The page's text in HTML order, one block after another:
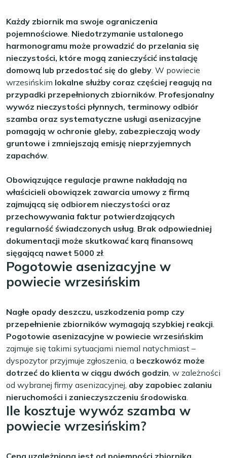
Każdy zbiornik ma swoje ograniczenia
pojemnościowe. Niedotrzymanie ustalonego
harmonogramu może prowadzić do przelania się
nieczystości, które mogą zanieczyścić instalację
domową lub przedostać się do gleby. W powiecie
wrzesińskim lokalne służby coraz częściej reagują na
przypadki przepełnionych zbiorników. Profesjonalny
wywóz nieczystości płynnych, terminowy odbiór
szamba oraz systematyczne usługi asenizacyjne
pomagają w ochronie gleby, zabezpieczają wody
gruntowe i zmniejszają emisję nieprzyjemnych
zapachów.
Obowiązujące regulacje prawne nakładają na
właścicieli obowiązek zawarcia umowy z firmą
zajmującą się odbiorem nieczystości oraz
przechowywania faktur potwierdzających
regularność świadczonych usług. Brak odpowiedniej
dokumentacji może skutkować karą finansową
sięgającą nawet 5000 zł.
Pogotowie asenizacyjne w
powiecie wrzesińskim
Nagłe opady deszczu, uszkodzenia pomp czy
przepełnienie zbiorników wymagają szybkiej reakcji.
Pogotowie asenizacyjne w powiecie wrzesińskim
zajmuje się takimi sytuacjami niemal natychmiast –
dyspozytor przyjmuje zgłoszenia, a beczkowóz może
dotrzeć do klienta w ciągu dwóch godzin, w zależności
od wybranej firmy asenizacyjnej, aby zapobiec zalaniu
nieruchomości i zanieczyszczeniu środowiska.
Ile kosztuje wywóz szamba w
powiecie wrzesińskim?